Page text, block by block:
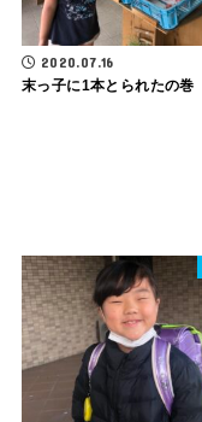
2020.07.16
末っ子に1本とられたの巻